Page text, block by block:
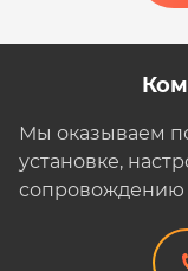
Мы оказываем
установке,
сопровождению